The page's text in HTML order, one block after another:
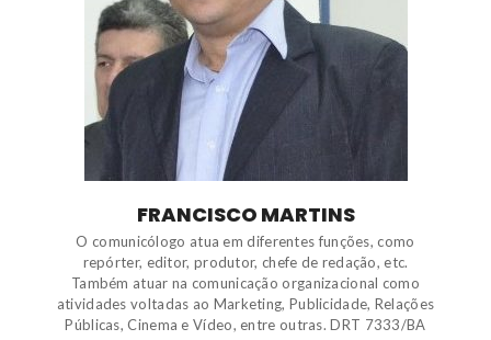
FRANCISCO MARTINS
O comunicólogo atua em diferentes funções, como
repórter, editor, produtor, chefe de redação, etc.
Também atuar na comunicação organizacional como
atividades voltadas ao Marketing, Publicidade, Relações
Públicas, Cinema e Vídeo, entre outras. DRT 7333/BA